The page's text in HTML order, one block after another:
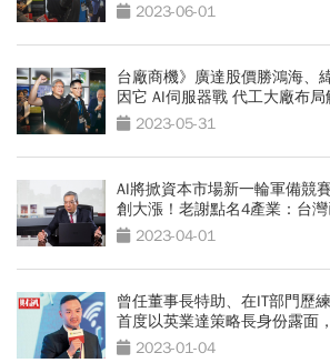
2023-06-01
台廠商機》廣達股價勝鴻海、
因它 AI伺服器戰 代工大廠布局
2023-05-31
AI將掀資本市場新一輪軍備
創大漲！老謝點名4產業：台
2023-04-01
曾任董事長特助、在IT部門歷
首度以英業達策略長身份露面
2023-01-04